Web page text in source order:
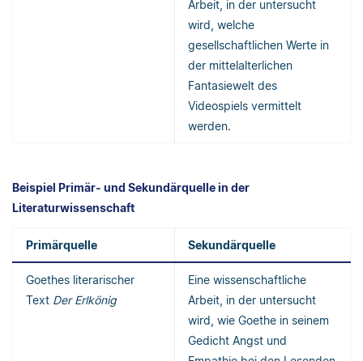
Arbeit, in der untersucht
wird, welche
gesellschaftlichen Werte in
der mittelalterlichen
Fantasiewelt des
Videospiels vermittelt
werden.
Beispiel Primär- und Sekundärquelle in der
Literaturwissenschaft
Primärquelle Sekundärquelle
Goethes literarischer
Text Der Erlkönig
Eine wissenschaftliche
Arbeit, in der untersucht
wird, wie Goethe in seinem
Gedicht Angst und